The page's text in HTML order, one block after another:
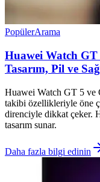
PopülerArama
Huawei Watch GT
Tasarım, Pil ve
Huawei Watch GT 5 ve
takibi özellikleriyle öne
direnciyle dikkat çeker.
tasarım sunar.
Daha fazla bilgi edinin